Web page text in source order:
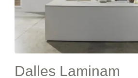
Dalles Laminam